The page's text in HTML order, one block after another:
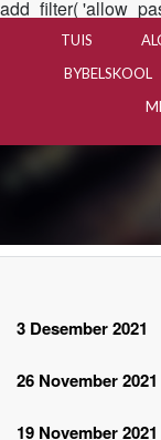
add_filter(
TUIS
BYBELSKOOL
3 Desember 2021
26 November 2021
19 November 2021